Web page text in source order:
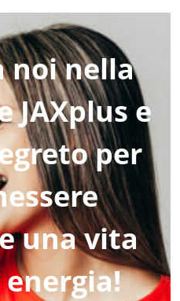
noi nella
JAXplus e
per
una vita